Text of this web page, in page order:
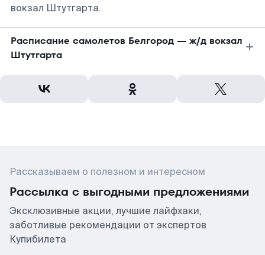
вокзал Штутгарта.
Расписание самолетов Белгород — ж/д вокзал
Штутгарта
Рассказываем о полезном и интересном
Рассылка с выгодными предложениями
Эксклюзивные акции, лучшие лайфхаки,
заботливые рекомендации от экспертов
Купибилета